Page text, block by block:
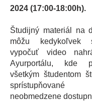
2024 (17:00-18:00h).
Študijný materiál na
môžu kedykoľvek
vypočuť video
Ayurportálu, kde
všetkým študentom
neobmedzene